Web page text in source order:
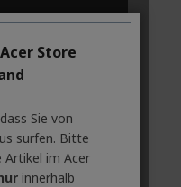
Store
Sie von
surfen. Bitte
Artikel im Acer
innerhalb